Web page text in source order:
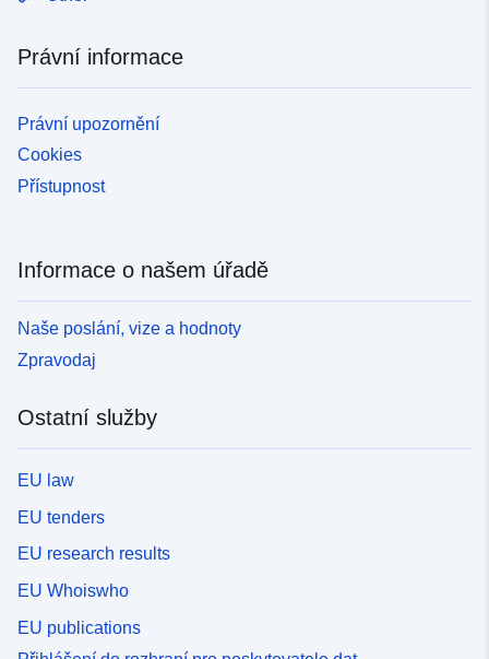
Právní informace
Právní upozornění
Cookies
Přístupnost
Informace o našem úřadě
Naše poslání, vize a hodnoty
Zpravodaj
Ostatní služby
EU law
EU tenders
EU research results
EU Whoiswho
EU publications